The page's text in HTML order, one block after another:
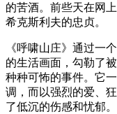
的苦酒。前些天在网
希克斯利夫的忠贞。
《呼啸山庄》通过一
的生活画面，勾勒了
种种可怖的事件。它
调，而以强烈的爱、
了低沉的伤感和忧郁